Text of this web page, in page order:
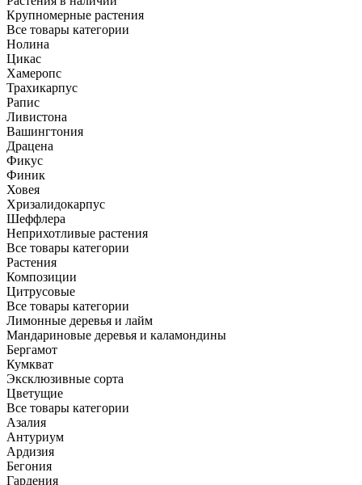
Крупномерные растения
Все товары категории
Нолина
Цикас
Хамеропс
Трахикарпус
Рапис
Ливистона
Вашингтония
Драцена
Фикус
Финик
Ховея
Хризалидокарпус
Шеффлера
Неприхотливые растения
Все товары категории
Растения
Композиции
Цитрусовые
Все товары категории
Лимонные деревья и лайм
Мандариновые деревья и каламондины
Бергамот
Кумкват
Эксклюзивные сорта
Цветущие
Все товары категории
Азалия
Антуриум
Ардизия
Бегония
Гардения